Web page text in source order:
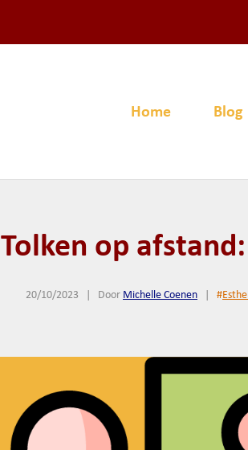
Home Blog
Tolken op
20/10/2023 Door Michelle Coenen #